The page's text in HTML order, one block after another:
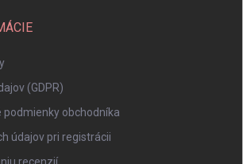
(GDPR)
obchodníka
údajov pri registrácii